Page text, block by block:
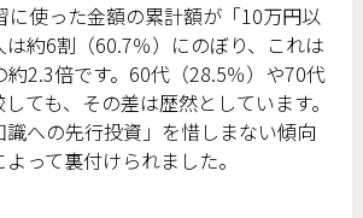
に使った金額の累計額が「10万円以
約6割（60.7％）にのぼり、これは
2.3倍です。60代（28.5％）や70代
しても、その差は歴然としています。
への先行投資」を惜しまない傾向
って裏付けられました。